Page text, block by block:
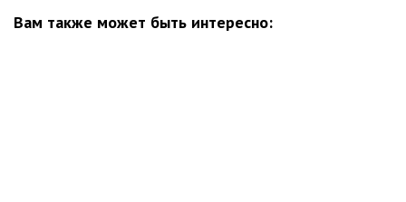
Вам также может быть интересно: